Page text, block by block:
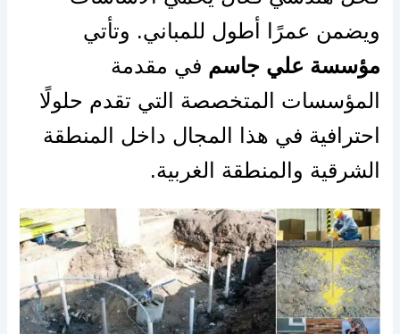
ويضمن عمرًا أطول للمباني. وتأتي
مؤسسة علي جاسم في مقدمة
المؤسسات المتخصصة التي تقدم حلولًا
احترافية في هذا المجال داخل المنطقة
الشرقية والمنطقة الغربية.